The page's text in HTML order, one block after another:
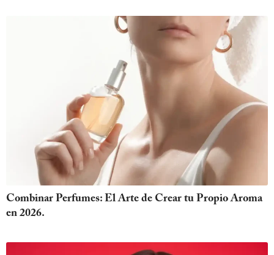
Combinar Perfumes: El Arte de Crear tu Propio Aroma
en 2026.